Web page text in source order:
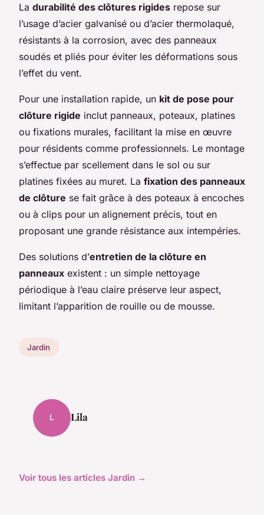
La durabilité des clôtures rigides repose sur
l’usage d’acier galvanisé ou d’acier thermolaqué,
résistants à la corrosion, avec des panneaux
soudés et pliés pour éviter les déformations sous
l’effet du vent.
Pour une installation rapide, un kit de pose pour
clôture rigide inclut panneaux, poteaux, platines
ou fixations murales, facilitant la mise en œuvre
pour résidents comme professionnels. Le montage
s’effectue par scellement dans le sol ou sur
platines fixées au muret. La fixation des panneaux
de clôture se fait grâce à des poteaux à encoches
ou à clips pour un alignement précis, tout en
proposant une grande résistance aux intempéries.
Des solutions d’entretien de la clôture en
panneaux existent : un simple nettoyage
périodique à l’eau claire préserve leur aspect,
limitant l’apparition de rouille ou de mousse.
Jardin
L Lila
Voir tous les articles Jardin →